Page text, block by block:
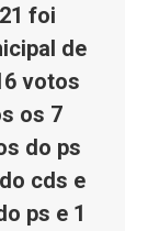
foi
de
votos
os 7
do ps
cds e
ps e 1